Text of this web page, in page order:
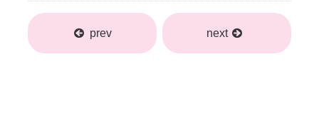
prev next